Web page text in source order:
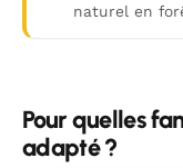
naturel en
Pour quelles
adapté ?